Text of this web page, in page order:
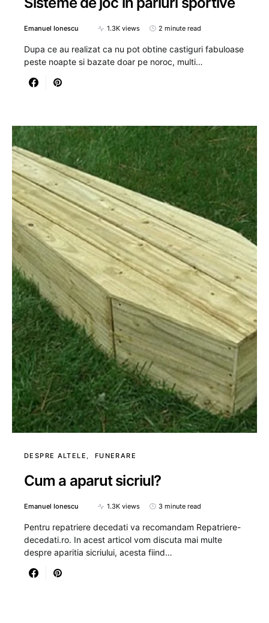
Emanuel Ionescu 1.3K views 2 minute read
Dupa ce au realizat ca nu pot obtine castiguri fabuloase
peste noapte si bazate doar pe noroc, multi…
DESPRE ALTELE FUNERARE
Cum a aparut sicriul?
Emanuel Ionescu 1.3K views 3 minute read
Pentru repatriere decedati va recomandam Repatriere-
decedati.ro. In acest articol vom discuta mai multe
despre aparitia sicriului, acesta fiind…